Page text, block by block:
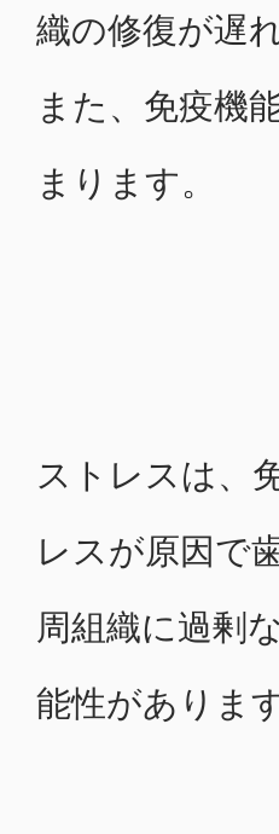
織の修復が遅
また、免疫機
まります。
ストレスは、
レスが原因で
周組織に過剰
能性があります